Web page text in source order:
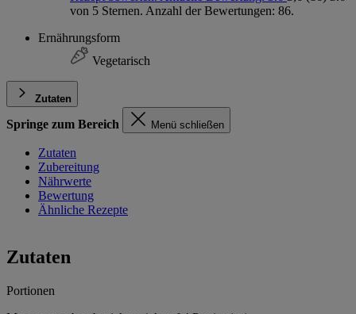
von 5 Sternen. Anzahl der Bewertungen: 86.
Ernährungsform
Vegetarisch
Zutaten
Springe zum Bereich Menü schließen
Zutaten
Zubereitung
Nährwerte
Bewertung
Ähnliche Rezepte
Zutaten
Portionen